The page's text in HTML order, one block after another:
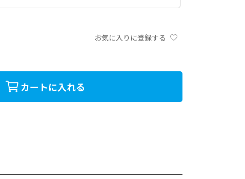
お気に入りに登録する
カートに入れる